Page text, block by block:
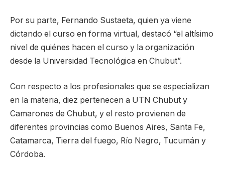
Por su parte, Fernando Sustaeta, quien ya viene
dictando el curso en forma virtual, destacó “el altísimo
nivel de quiénes hacen el curso y la organización
desde la Universidad Tecnológica en Chubut”.
Con respecto a los profesionales que se especializan
en la materia, diez pertenecen a UTN Chubut y
Camarones de Chubut, y el resto provienen de
diferentes provincias como Buenos Aires, Santa Fe,
Catamarca, Tierra del fuego, Río Negro, Tucumán y
Córdoba.